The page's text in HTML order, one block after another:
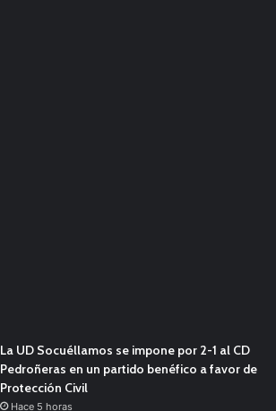
La UD Socuéllamos se impone por 2-1 al CD
Pedroñeras en un partido benéfico a favor de
Protección Civil
Hace 5 horas